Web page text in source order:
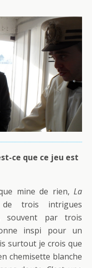
ce que ce jeu est
mine de rien, La
trois intrigues
souvent par trois
inspi pour un
surtout je crois que
chemisette blanche